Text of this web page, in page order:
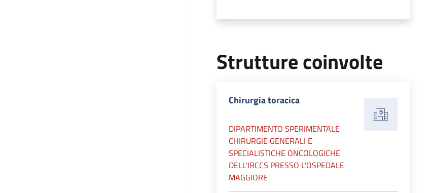
Strutture coinvolte
Chirurgia toracica
DIPARTIMENTO SPERIMENTALE
CHIRURGIE GENERALI E
SPECIALISTICHE ONCOLOGICHE
DELL'IRCCS PRESSO L'OSPEDALE
MAGGIORE